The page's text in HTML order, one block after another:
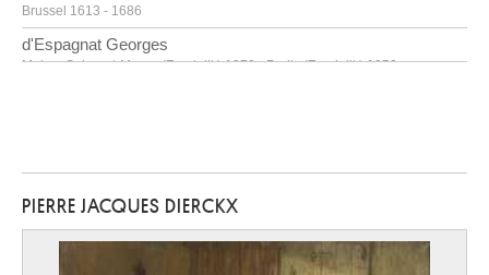
Brussel 1613 - 1686
d'Espagnat Georges
Melun, Seine-et-Marne (Frankrijk) 1870 - Parijs (Frankrijk) 1950
Geraardsbergen 1921 - Brugge 1996
D'Haveloose Marnix
Maldegem 1885 - Brussel 1973
PIERRE JACQUES DIERCKX